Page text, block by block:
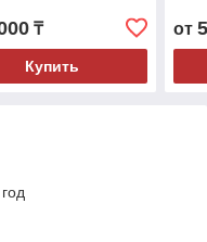
₸
Купить
от